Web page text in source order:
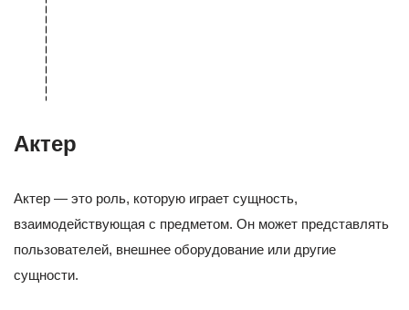
Актер
Актер — это роль, которую играет сущность,
взаимодействующая с предметом. Он может представлять
пользователей, внешнее оборудование или другие
сущности.